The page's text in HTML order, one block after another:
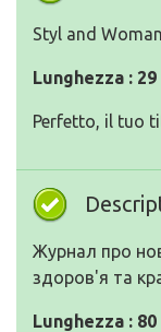
Styl and
Lunghezza : 29
Perfetto, il tuo
Журнал про
здоров'я та
Lunghezza : 80